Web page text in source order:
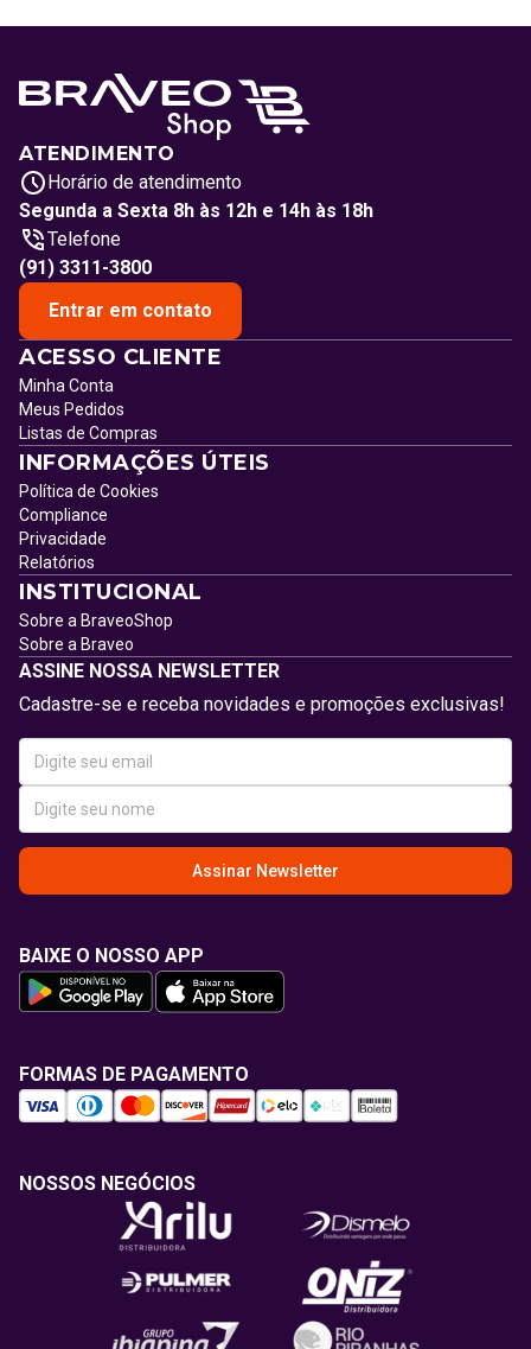
ATENDIMENTO
Horário de atendimento
Segunda a Sexta 8h às 12h e 14h às 18h
Telefone
(91) 3311-3800
Entrar em contato
ACESSO CLIENTE
Minha Conta
Meus Pedidos
Listas de Compras
INFORMAÇÕES ÚTEIS
Política de Cookies
Compliance
Privacidade
Relatórios
INSTITUCIONAL
Sobre a BraveoShop
Sobre a Braveo
ASSINE NOSSA NEWSLETTER
Cadastre-se e receba novidades e promoções exclusivas!
Assinar Newsletter
BAIXE O NOSSO APP
FORMAS DE PAGAMENTO
NOSSOS NEGÓCIOS